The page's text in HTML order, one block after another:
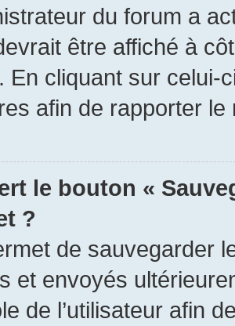
du forum a
être affiché à
En cliquant sur
afin de rapporter le
le bouton «
?
de sauvegarder
et envoyés
de l’utilisateur afin